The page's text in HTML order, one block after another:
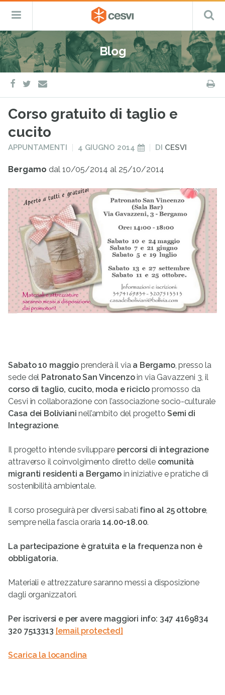
Salta
al
contenuto
CESVI
Fondazione
–
ETS
Cooperazione,
Emergenza
e
Sviluppo
Menu
Blog
facebook
twitter
e-
mail
Corso gratuito di taglio e
cucito
PUBBLICATO
APPUNTAMENTI
PUBBLICATO
IL
4 GIUGNO 2014 DI CESVI
Bergamo dal 10/05/2014 al 25/10/2014
Sabato 10 maggioprenderà il via a Bergamo, presso la
sede del Patronato San Vincenzoin via Gavazzeni 3, il
corso di taglio, cucito, moda e riciclo promosso da
Cesvi in collaborazione con l’associazione socio-culturale
Casa dei Boliviani nell’ambito del progettoSemi di
Integrazione.
Il progetto intende sviluppare percorsi di integrazione
attraverso il coinvolgimento diretto delle comunità
migranti residenti a Bergamo in iniziative e pratiche di
sostenibilità ambientale.
Il corso proseguirà per diversi sabati fino al 25 ottobre,
sempre nella fascia oraria14.00-18.00.
La partecipazione è gratuita e la frequenza non è
obbligatoria.
Materiali e attrezzature saranno messi a disposizione
dagli organizzatori.
Per iscriversi e per avere maggiori info: 347 4169834 
320 7513313 [email protected]
Scarica la locandina